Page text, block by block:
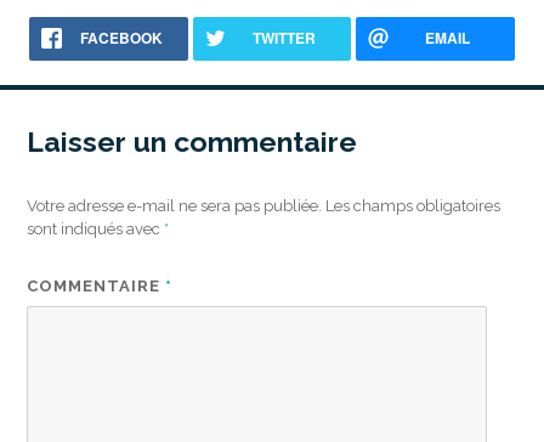
FACEBOOK TWITTER EMAIL
Laisser un commentaire
Votre adresse e-mail ne sera pas publiée. Les champs obligatoires
sont indiqués avec *
COMMENTAIRE *